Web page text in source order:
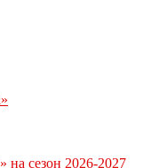
на сезон 2026-2027